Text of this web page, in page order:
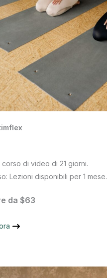
corso di video di 21 giorni.
Lezioni disponibili per 1 mese.
da $63